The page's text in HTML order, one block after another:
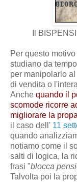
Il
Per questo
studiano da
per manipolarlo
di vendita o
Anche quando il
scomode ricorre
migliorare la
il caso dell' 11
quando
notiamo come il
salti di logica, la
frasi "blocca
Talvolta poi la